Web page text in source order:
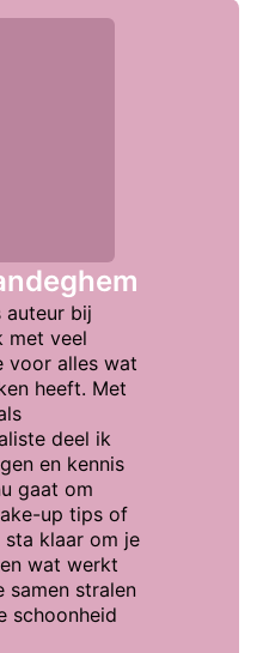
auteur bij
met veel
voor alles wat
heeft. Met
deel ik
en kennis
gaat om
up tips of
klaar om je
wat werkt
samen stralen
schoonheid